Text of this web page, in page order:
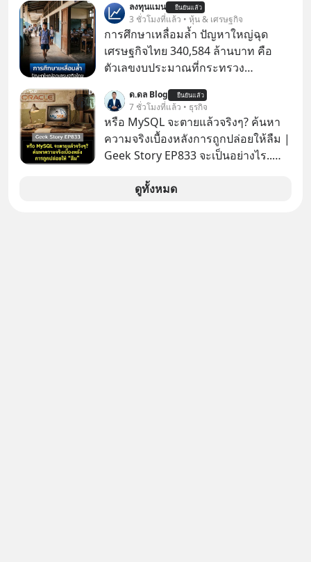
ลงทุนแมน ยืนยันแล้ว
3 ชั่วโมงที่แล้ว • หุ้น & เศรษฐกิจ
การศึกษาเหลื่อมล้ำ ปัญหาใหญ่ฉุด
เศรษฐกิจไทย 340,584 ล้านบาท คือ
ตัวเลขงบประมาณที่กระทรวง
รายจ่ายประจำปี 2568 ซึ่งมากที่สุดเป็น
อันดับ 2 รองจากกระทรวงการคลัง
ด.ดล Blog ยืนยันแล้ว
7 ชั่วโมงที่แล้ว • ธุรกิจ
หรือ MySQL จะตายแล้วจริงๆ? ค้นหา
ความจริงเบื้องหลังการถูกปล่อยให้ลืม |
Geek Story EP833 จะเป็นอย่างไร..
กว่าครึ่งโลก ถูกมหาเศรษฐีคู่แข่งทุ่มเงิน
ดูทั้งหมด